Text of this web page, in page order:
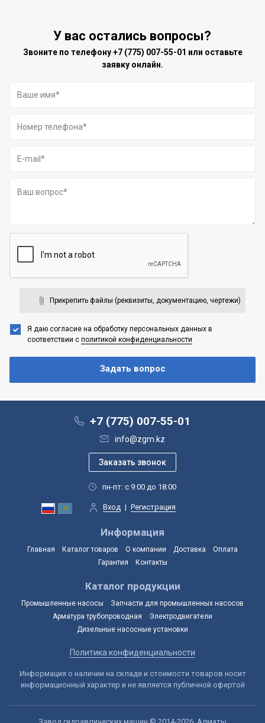
У вас остались вопросы?
Звоните по телефону+7 (775) 007-55-01 или оставьте
заявку онлайн.
Прикрепить файлы (реквизиты, документацию, чертежи)
Я даю согласие на обработку персональных данных в
соответствии с политикой конфиденциальности
+7 (775) 007-55-01
info@zgm.kz
пн-пт: с 9:00 до 18:00
Вход | Регистрация
Информация
Главная Каталог товаров О компании Доставка
Оплата
Гарантия
Контакты
Каталог продукции
Промышленные насосы
Запчасти для промышленных насосов
Арматура трубопроводная
Электродвигатели
Дизельные насосные установки
Политика конфиденциальности
Информация о наличии на складе и стоимости товаров носит
информационный характер и не является публичной офертой